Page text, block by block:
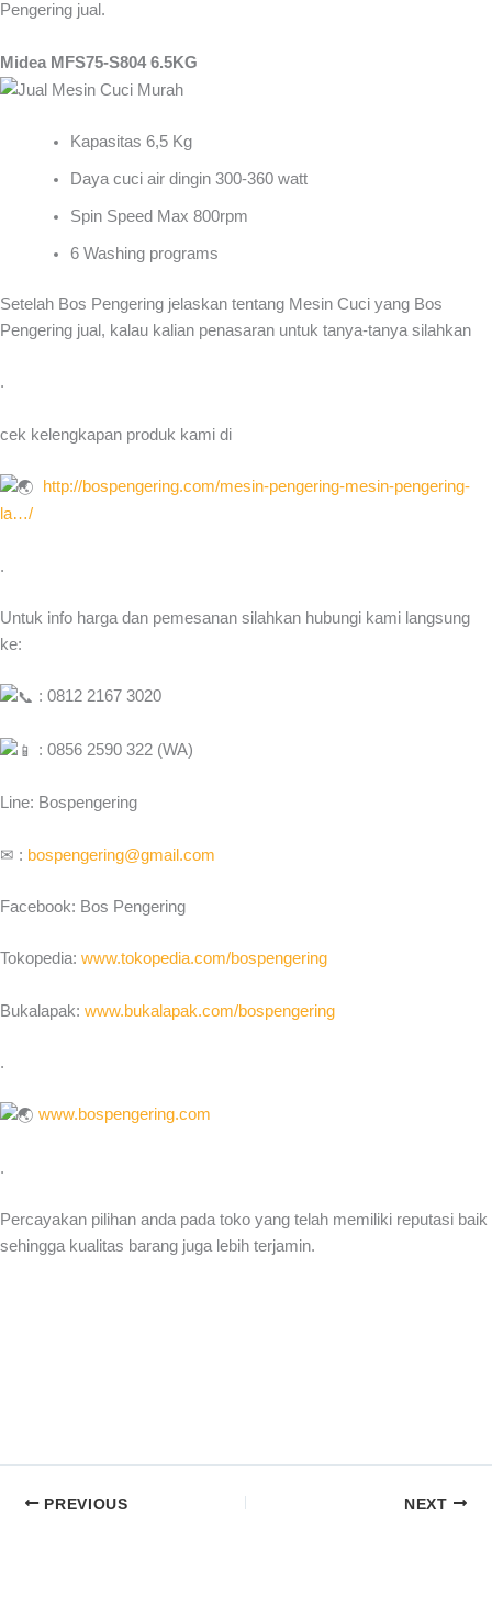
Pengering jual.
Midea MFS75-S804 6.5KG
Kapasitas 6,5 Kg
Daya cuci air dingin 300-360 watt
Spin Speed Max 800rpm
6 Washing programs
Setelah Bos Pengering jelaskan tentang Mesin Cuci yang Bos
Pengering jual, kalau kalian penasaran untuk tanya-tanya silahkan
.
cek kelengkapan produk kami di
http://bospengering.com/mesin-pengering-mesin-pengering-
la…/
.
Untuk info harga dan pemesanan silahkan hubungi kami langsung
ke:
: 0812 2167 3020
: 0856 2590 322 (WA)
Line: Bospengering
✉ : bospengering@gmail.com
Facebook: Bos Pengering
Tokopedia: www.tokopedia.com/bospengering
Bukalapak: www.bukalapak.com/bospengering
.
www.bospengering.com
.
Percayakan pilihan anda pada toko yang telah memiliki reputasi baik
sehingga kualitas barang juga lebih terjamin.
PREVIOUS NEXT